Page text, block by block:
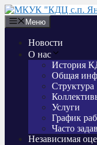
Перейти
к
содержимому
Меню
Новости
О нас
История
Общая
Структура
Услуги
График
Часто
Независимая